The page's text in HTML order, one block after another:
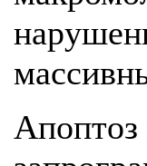
Апоптоз